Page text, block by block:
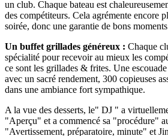
un club. Chaque bateau est
des compétiteurs. Cela agrémente encore
soirée, donc une garantie de bons
Un buffet grillades généreux : Chaque
spécialité pour recevoir au mieux les
ce sont les grillades & frites. Une
avec un sacré rendement, 300 copieuses
dans une ambiance fort sympathique.
A la vue des desserts, le" DJ " a
"Aperçu" et a commencé sa "procédure"
"Avertissement, préparatoire, minute" et